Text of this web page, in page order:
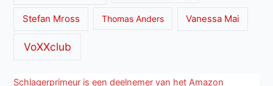
Stefan Mross Thomas Anders Vanessa Mai
VoXXclub
Schlagerprimeur is een deelnemer van het Amazon